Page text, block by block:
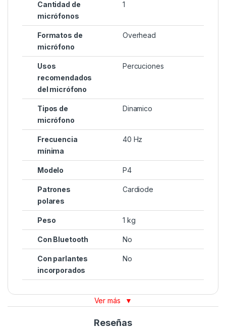
Cantidad de
micrófonos
1
Formatos de
micrófono
Overhead
Usos
recomendados
del micrófono
Percuciones
Tipos de
micrófono
Dinamico
Frecuencia
mínima
40 Hz
Modelo P4
Patrones
polares
Cardiode
Peso 1 kg
Con Bluetooth No
Con parlantes
incorporados
No
Ver más ▼
Reseñas